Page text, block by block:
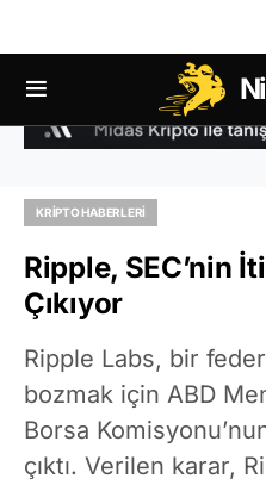
KRIPTO HABERLERI
Ripple, SEC’nin
Çıkıyor
Ripple Labs, bir
bozmak için ABD
Borsa
çıktı. Verilen karar,